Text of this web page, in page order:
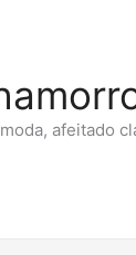
afeitado